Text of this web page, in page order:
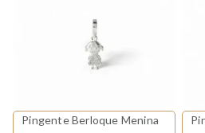
Pingente Berloque Menina